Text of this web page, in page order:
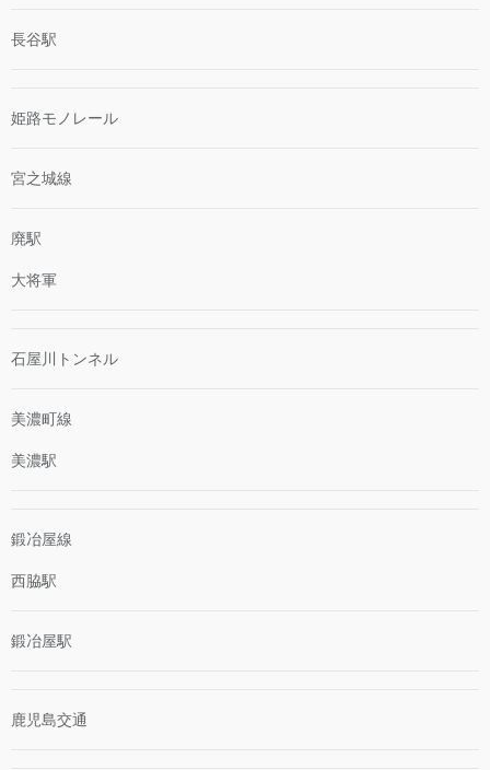
長谷駅
姫路モノレール
宮之城線
廃駅
大将軍
石屋川トンネル
美濃町線
美濃駅
鍛冶屋線
西脇駅
鍛冶屋駅
鹿児島交通